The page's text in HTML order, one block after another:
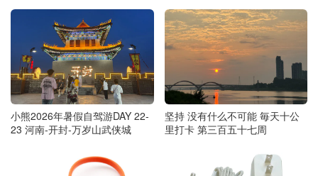
小熊2026年暑假自驾游DAY 22-
23 河南-开封-万岁山武侠城
坚持 没有什么不可能 毎天十公
里打卡 第三百五十七周